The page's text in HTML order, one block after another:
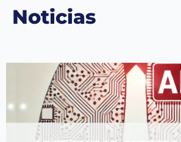
Noticias